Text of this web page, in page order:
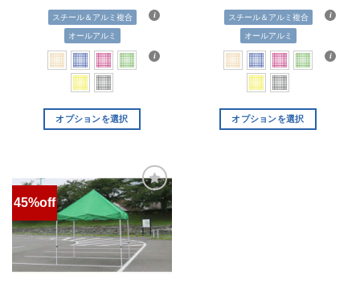
スチール＆アルミ複合
オールアルミ
オプションを選択
スチール＆アルミ複合
オールアルミ
オプションを選択
45%off
お気
に入
りに
追加